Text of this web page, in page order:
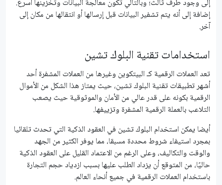
إلى وجود طرف ثالث؛ وبالتالي تكون معالجة البيانات وتخزينها أسرع.
إضافة إلى أنه يتم تشفير البيانات قبل إرسالها أو انتقالها من مكان إلى
آخر.
استخدامات تقنية البلوك تشين
تعد العملات الرقمية كـ البيتكوين وغيرها من العملات المشفرة أحد
أشهر تطبيقات تقنية البلوك تشين، حيث يمتاز هذا الشكل من الأموال
الرقمية بكونه على قدر عالي من الأمان والموثوقية حيث يصعب
التلاعب بالعملة الرقمية المشفرة وتزييفها.
أيضا يمكن استخدام البلوك تشين في العقود الذكية التي تحدث تلقائيا
بمجرد استيفاء شروط محددة مسبقا، مما يوفر الكثير من الجهد
والوقت والتكاليف، وعلى الرغم من الاعتماد القليل على العقود الذكية
حاليًا، من المتوقع أن يزداد الطلب عليها بسبب ازدياد حجم التجارة
باستخدام العملات الرقمية في جميع أنحاء العالم.